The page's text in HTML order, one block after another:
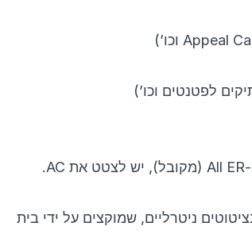
לפטנטים וכו’)
ניטרליים, שמוקצים על ידי בית